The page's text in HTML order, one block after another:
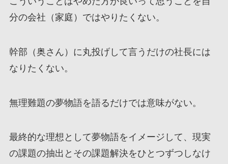
分の会社（家庭）ではやりたくない。
幹部（奥さん）に丸投げして言うだけの社長には
なりたくない。
無理難題の夢物語を語るだけでは意味がない。
最終的な理想として夢物語をイメージして、現実
の課題の抽出とその課題解決をひとつずつしなけ